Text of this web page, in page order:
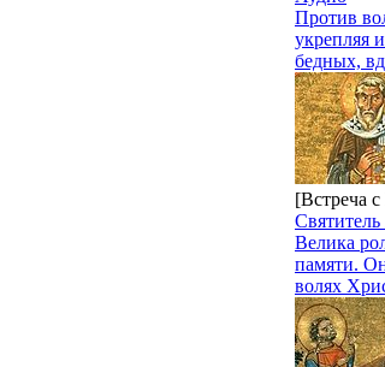
Против
укрепляя
бедных,
[Встреча
Велика
памяти.
волях